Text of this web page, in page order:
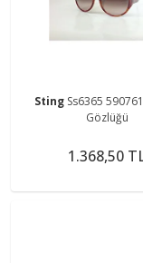
Sting Ss6365
Gözlüğü
1.368,50